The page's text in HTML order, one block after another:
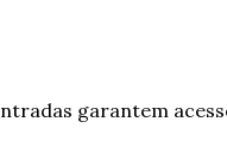
garantem